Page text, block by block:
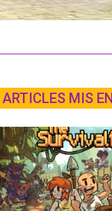
ARTICLES MIS